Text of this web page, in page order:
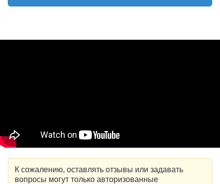
К сожалению, оставлять отзывы или задавать
вопросы могут только авторизованные